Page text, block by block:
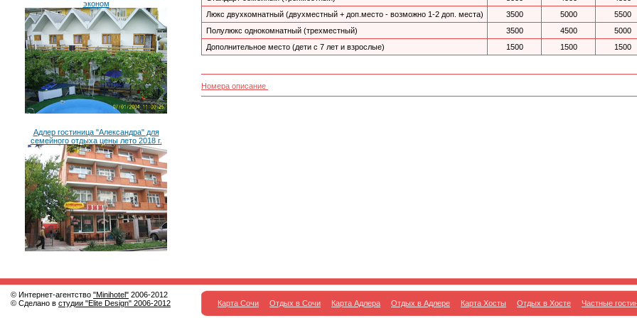
эконом
Адлер гостиница "Александра" для
семейного отдыха цены лето 2018 г.
Люкс двухкомнатный (двухместный + доп.место - возможно 1-2 доп. места)
3500 5000 5500
Полулюкс однокомнатный (трехместный)
3500 4500 5000
Дополнительное место (дети с 7 лет и взрослые)
1500 1500 1500
Номера описание
© Интернет-агентство "Minihotel" 2006-2012
© Сделано в студии "Elite Design" 2006-2012 Карта Сочи Отдых в Сочи Карта Адлера Отдых в Адлере Карта Хосты Отдых в Хосте Частные